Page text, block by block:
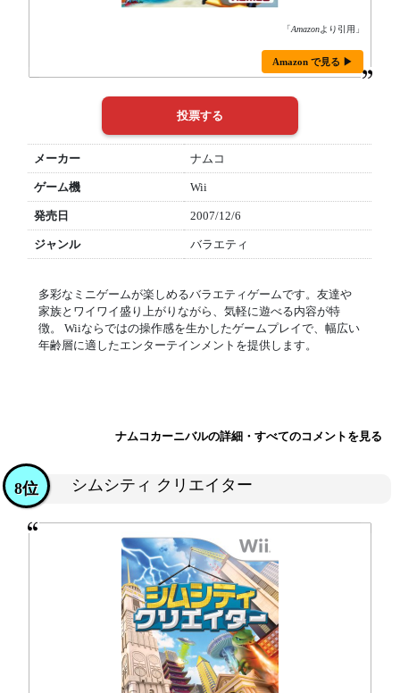
「Amazonより引用」
Amazon で見る ▶
メーカー ナムコ
ゲーム機 Wii
発売日 2007/12/6
ジャンル バラエティ
多彩なミニゲームが楽しめるバラエティゲームです。友達や
家族とワイワイ盛り上がりながら、気軽に遊べる内容が特
徴。 Wiiならではの操作感を生かしたゲームプレイで、幅広い
年齢層に適したエンターテインメントを提供します。
ナムコカーニバルの詳細・すべてのコメントを見る
シムシティ クリエイター
8位